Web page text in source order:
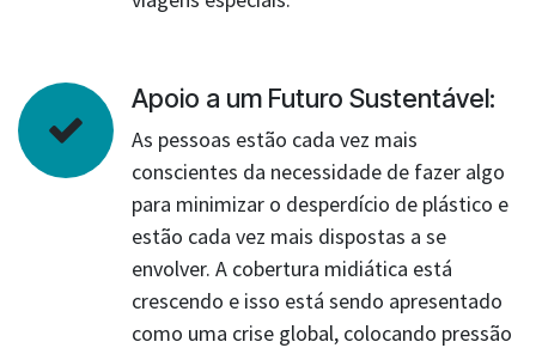
Apoio a um Futuro Sustentável:
As pessoas estão cada vez mais
conscientes da necessidade de fazer algo
para minimizar o desperdício de plástico e
estão cada vez mais dispostas a se
envolver. A cobertura midiática está
crescendo e isso está sendo apresentado
como uma crise global, colocando pressão